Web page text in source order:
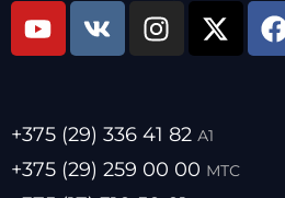
+375 (29) 336 41 82 А1
+375 (29) 259 00 00 МТС